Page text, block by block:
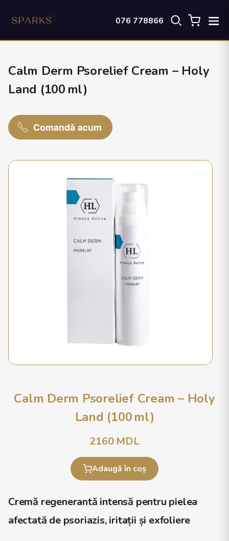
076 778866
Calm Derm Psorelief Cream – Holy
Land (100 ml)
Comandă acum
Calm Derm Psorelief Cream – Holy
Land (100 ml)
2160MDL
Adaugă în coș
Cremă regenerantă intensă pentru pielea
afectată de psoriazis, iritații și exfoliere